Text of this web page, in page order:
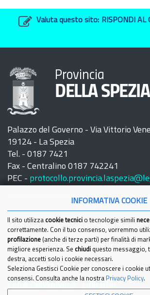
Valuta questo sito: RISPONDI AL
Provincia
DELLA SPEZIA
Palazzo del Governo - Via Vittorio
19124 - La Spezia
Tel. - 0187 7421
Fax - Centralino 0187 742241
PEC -
INFORMATIVA COOKIE
Il sito utilizza cookie tecnici o tecnologie simili
correttamente. Con il tuo consenso, vorremmo
profilazione (anche di terze parti) per finalità di
migliore esperienza. Se chiudi questo messaggio,
destra, accetti solo i cookie necessari.
Seleziona Gestisci Cookie per conoscere i cookie
consensi. Consulta anche la nostra Privacy Policy.